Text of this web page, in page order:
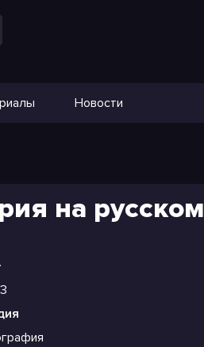
Новости
на русском